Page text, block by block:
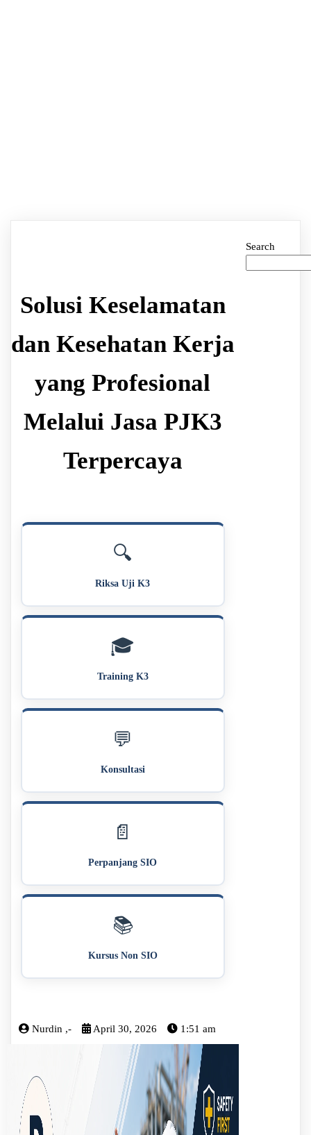
Solusi Keselamatan
dan Kesehatan Kerja
yang Profesional
Melalui Jasa PJK3
Terpercaya
🔍
Riksa Uji K3
🎓
Training K3
💬
Konsultasi
📄
Perpanjang SIO
📚
Kursus Non SIO
Nurdin ,- April 30, 2026 1:51 am
Search